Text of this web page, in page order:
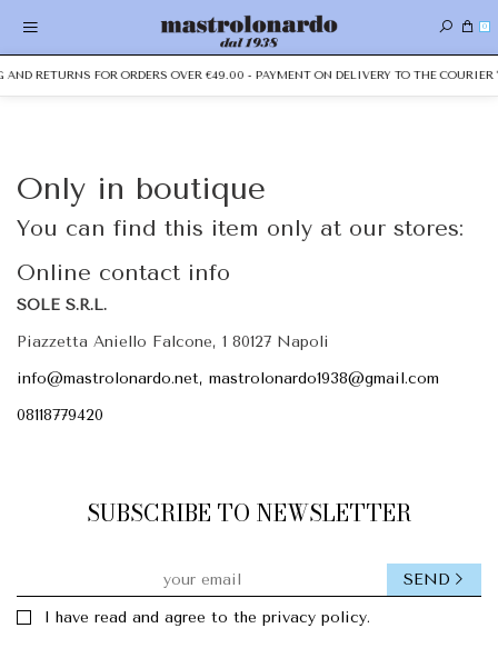
0
RETURNS FOR ORDERS OVER €49.00 - PAYMENT ON DELIVERY TO THE COURIER
Only in boutique
You can find this item only at our stores:
Online contact info
SOLE S.R.L.
Piazzetta Aniello Falcone, 1 80127 Napoli
info@mastrolonardo.net, mastrolonardo1938@gmail.com
08118779420
SUBSCRIBE TO NEWSLETTER
I have read and agree to the privacy policy.
SEND